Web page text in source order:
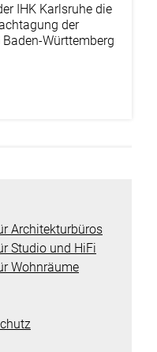
IHK Karlsruhe die
der
Württemberg
Architekturbüros
Studio und HiFi
Wohnräume